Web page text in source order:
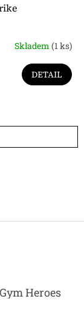
Skladem (1 ks)
DETAIL
Heroes